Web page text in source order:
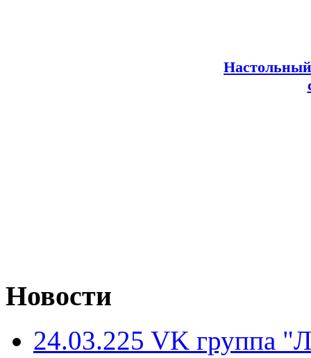
Новости
24.03.225 VK группа